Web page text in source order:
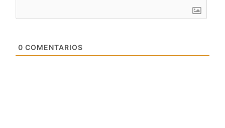
0 COMENTARIOS